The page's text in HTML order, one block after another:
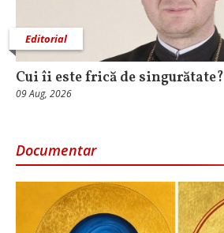
Editorial
Cui îi este frică de singurătate?
09 Aug, 2026
Documentar